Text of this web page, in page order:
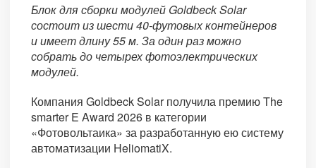
Блок для сборки модулей Goldbeck Solar
состоит из шести 40-футовых контейнеров
и имеет длину 55 м. За один раз можно
собрать до четырех фотоэлектрических
модулей.
Компания Goldbeck Solar получила премию The
smarter E Award 2026 в категории
«Фотовольтаика» за разработанную ею систему
автоматизации HeliomatiX.